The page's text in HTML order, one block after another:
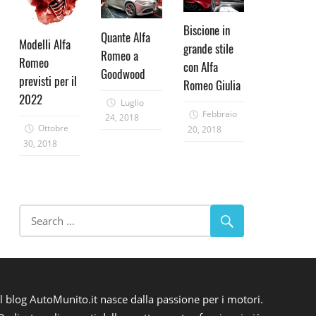
Modelli Alfa
Romeo
previsti per il
2022
Ottobre
30, 2018
Quante Alfa
Romeo a
Goodwood
Luglio
24, 2018
Biscione in
grande stile
con Alfa
Romeo Giulia
Febbraio
20, 2018
blog AutoMunito.it nasce dalla passione per i motori.